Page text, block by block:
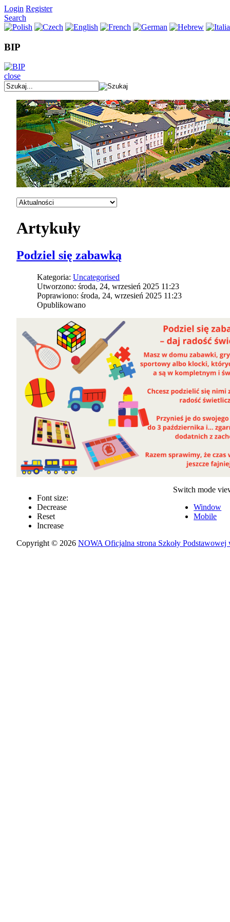
Login Register
Search
BIP
close
Artykuły
Podziel się zabawką
Kategoria:Uncategorised
Utworzono: środa, 24, wrzesień 2025 11:23
Poprawiono: środa, 24, wrzesień 2025 11:23
Opublikowano
Font size:
Decrease
Reset
Increase
Switch mode
Window
Mobile
Copyright © 2026NOWA Oficjalna strona Szkoły